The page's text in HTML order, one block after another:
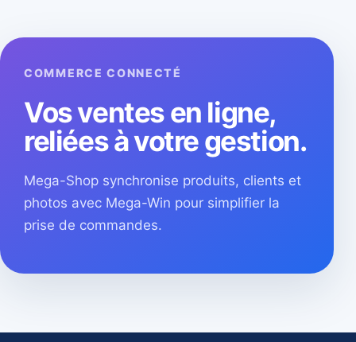
COMMERCE CONNECTÉ
Vos ventes en ligne,
reliées à votre gestion.
Mega-Shop synchronise produits, clients et
photos avec Mega-Win pour simplifier la
prise de commandes.